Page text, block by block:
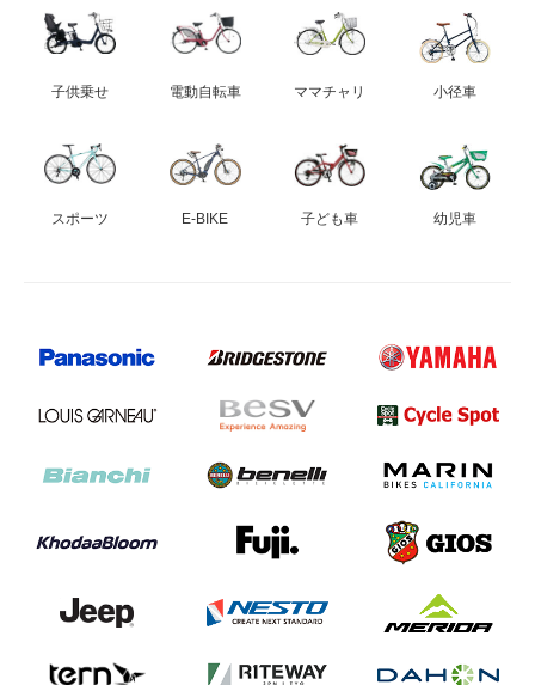
子供乗せ 電動自転車 ママチャリ 小径車
スポーツ E-BIKE 子ども車 幼児車